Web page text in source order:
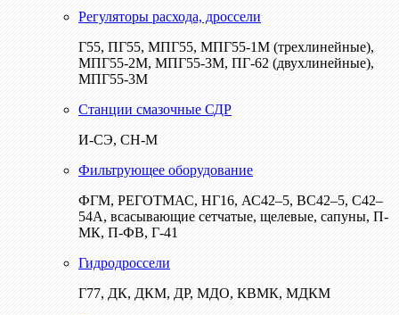
Регуляторы расхода, дроссели
Г55, ПГ55, МПГ55, МПГ55-1М (трехлинейные),
МПГ55-2М, МПГ55-3М, ПГ-62 (двухлинейные),
МПГ55-3М
Станции смазочные СДР
И-СЭ, СН-М
Фильтрующее оборудование
ФГМ, РЕГОТМАС, НГ16, АС42–5, ВС42–5, С42–
54А, всасывающие сетчатые, щелевые, сапуны, П-
МК, П-ФВ, Г-41
Гидродроссели
Г77, ДК, ДКМ, ДР, МДО, КВМК, МДКМ